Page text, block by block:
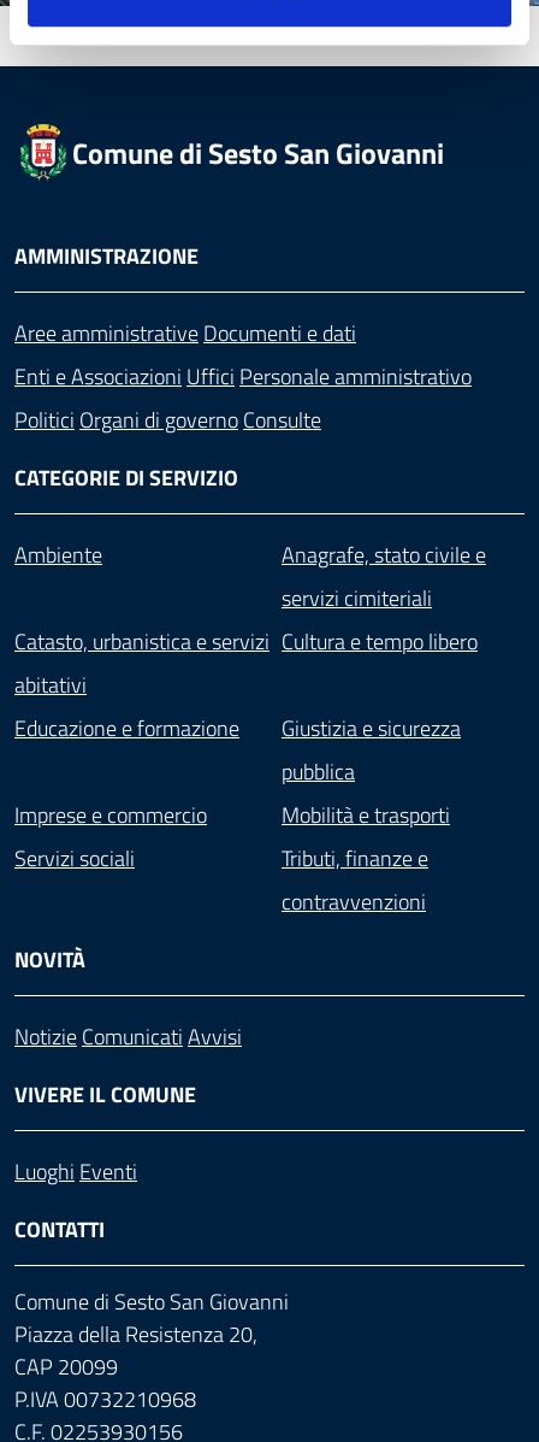
Comune di Sesto San Giovanni
AMMINISTRAZIONE
Aree amministrativeDocumenti e dati
Enti e Associazioni Uffici Personale amministrativo
Politici Organi di governoConsulte
CATEGORIE DI SERVIZIO
Ambiente
Anagrafe, stato civile e
servizi cimiteriali
Catasto, urbanistica e servizi
abitativi
Cultura e tempo libero
Educazione e formazione
Giustizia e sicurezza
pubblica
Imprese e commercio
Mobilità e trasporti
Servizi sociali
Tributi, finanze e
contravvenzioni
NOVITÀ
NotizieComunicatiAvvisi
VIVERE IL COMUNE
Luoghi Eventi
CONTATTI
Comune di Sesto San Giovanni
Piazza della Resistenza 20,
CAP 20099
P.IVA 00732210968
C.F. 02253930156